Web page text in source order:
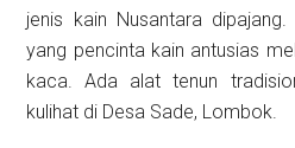
jenis kain Nusantara
yang pencinta kain antusias
kaca. Ada alat tenun
kulihat di Desa Sade, Lombok.